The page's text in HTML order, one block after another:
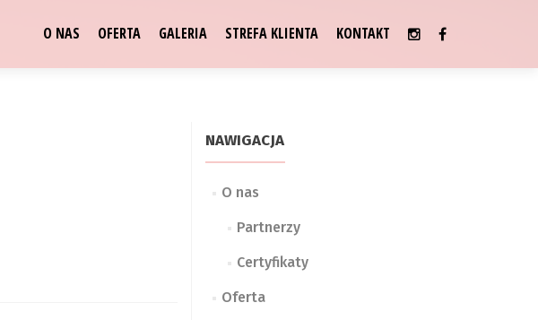
O NAS OFERTA GALERIA STREFA KLIENTA KONTAKT
NAWIGACJA
O nas
Partnerzy
Certyfikaty
Oferta